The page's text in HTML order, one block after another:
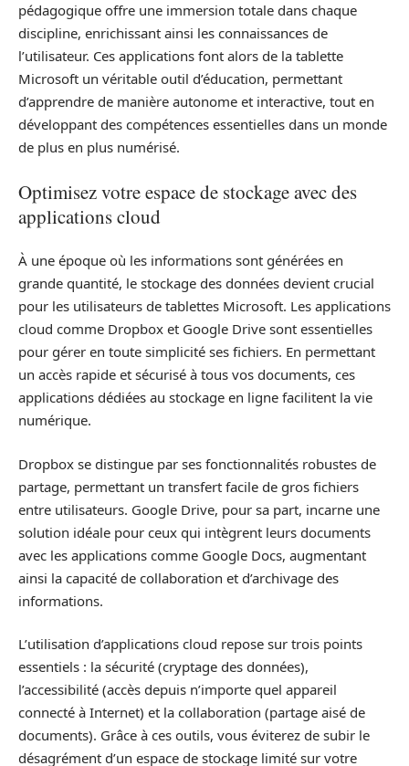
pédagogique offre une immersion totale dans chaque
discipline, enrichissant ainsi les connaissances de
l’utilisateur. Ces applications font alors de la tablette
Microsoft un véritable outil d’éducation, permettant
d’apprendre de manière autonome et interactive, tout en
développant des compétences essentielles dans un monde
de plus en plus numérisé.
Optimisez votre espace de stockage avec des
applications cloud
À une époque où les informations sont générées en
grande quantité, le stockage des données devient crucial
pour les utilisateurs de tablettes Microsoft. Les applications
cloud comme Dropbox et Google Drive sont essentielles
pour gérer en toute simplicité ses fichiers. En permettant
un accès rapide et sécurisé à tous vos documents, ces
applications dédiées au stockage en ligne facilitent la vie
numérique.
Dropbox se distingue par ses fonctionnalités robustes de
partage, permettant un transfert facile de gros fichiers
entre utilisateurs. Google Drive, pour sa part, incarne une
solution idéale pour ceux qui intègrent leurs documents
avec les applications comme Google Docs, augmentant
ainsi la capacité de collaboration et d’archivage des
informations.
L’utilisation d’applications cloud repose sur trois points
essentiels : la sécurité (cryptage des données),
l’accessibilité (accès depuis n’importe quel appareil
connecté à Internet) et la collaboration (partage aisé de
documents). Grâce à ces outils, vous éviterez de subir le
désagrément d’un espace de stockage limité sur votre